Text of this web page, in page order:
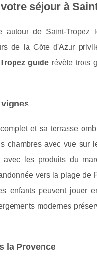
séjour à
autour de Saint-
de la Côte d'Azur
guide révèle trois
et sa terrasse
chambres avec vue sur
les produits du
vers la plage de
enfants peuvent jouer
modernes
la Provence